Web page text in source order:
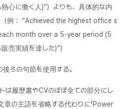
心に働く人)”）よりも、具体的な内
（例： “Achieved the highest office s
month over a 5-year period (5
売実績を達した)”）
後ろの句節を使用する。
は履歴書やCVのぼぼ全ての部分にし
の主語を省略する代わりに「Power